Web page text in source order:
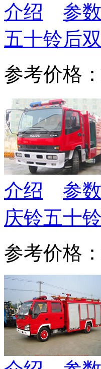
介绍
参数
五十铃后
参考价格
介绍
参数
庆铃五十
参考价格